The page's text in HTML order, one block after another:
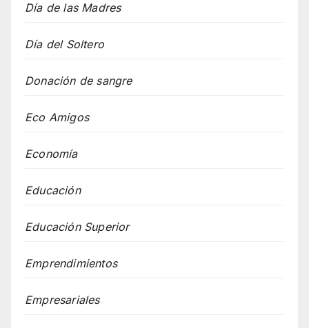
Día de las Madres
Día del Soltero
Donación de sangre
Eco Amigos
Economía
Educación
Educación Superior
Emprendimientos
Empresariales